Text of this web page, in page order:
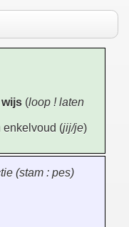
(loop ! laten
enkelvoud (jij/je)
(stam : pes)